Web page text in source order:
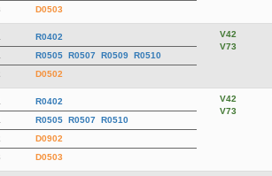
D0503
R0402
R0505 R0507 R0509 R0510
D0502
V42
V73
R0402
R0505 R0507 R0510
D0902
D0503
V42
V73